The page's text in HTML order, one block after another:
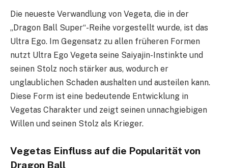
Die neueste Verwandlung von Vegeta, die in der
„Dragon Ball Super“-Reihe vorgestellt wurde, ist das
Ultra Ego. Im Gegensatz zu allen früheren Formen
nutzt Ultra Ego Vegeta seine Saiyajin-Instinkte und
seinen Stolz noch stärker aus, wodurch er
unglaublichen Schaden aushalten und austeilen kann.
Diese Form ist eine bedeutende Entwicklung in
Vegetas Charakter und zeigt seinen unnachgiebigen
Willen und seinen Stolz als Krieger.
Vegetas Einfluss auf die Popularität von
Dragon Ball